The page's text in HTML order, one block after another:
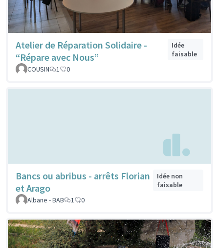
Atelier de Réparation Solidaire -
“Répare avec Nous”
Idée
faisable
COUSIN
1 0
Bancs ou abribus - arrêts Florian
et Arago
Idée non
faisable
Albane - BAB
1 0